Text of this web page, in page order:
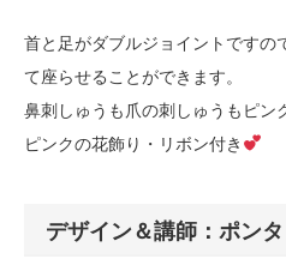
首と足がダブルジョイントですの
て座らせることができます。
鼻刺しゅうも爪の刺しゅうもピン
ピンクの花飾り・リボン付き
デザイン＆講師：ポンタ